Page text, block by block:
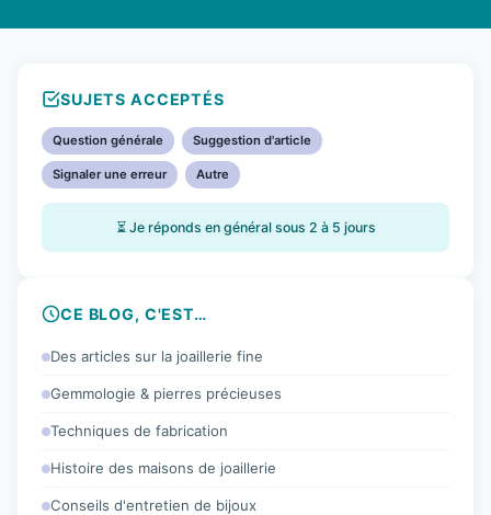
SUJETS ACCEPTÉS
Question générale Suggestion d'article
Signaler une erreur Autre
⏳ Je réponds en général sous 2 à 5 jours
CE BLOG, C'EST…
Des articles sur la joaillerie fine
Gemmologie & pierres précieuses
Techniques de fabrication
Histoire des maisons de joaillerie
Conseils d'entretien de bijoux